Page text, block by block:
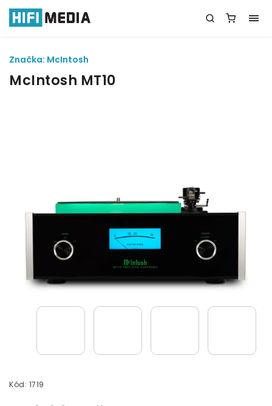
McIntosh MT10
Kód: 1719
Značka: McIntosh